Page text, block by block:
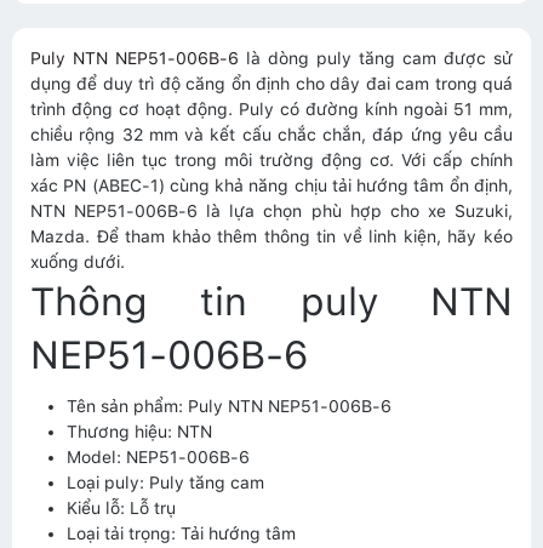
Puly NTN NEP51-006B-6 là dòng puly tăng cam được sử
dụng để duy trì độ căng ổn định cho dây đai cam trong quá
trình động cơ hoạt động. Puly có đường kính ngoài 51 mm,
chiều rộng 32 mm và kết cấu chắc chắn, đáp ứng yêu cầu
làm việc liên tục trong môi trường động cơ. Với cấp chính
xác PN (ABEC-1) cùng khả năng chịu tải hướng tâm ổn định,
NTN NEP51-006B-6 là lựa chọn phù hợp cho xe Suzuki,
Mazda. Để tham khảo thêm thông tin về linh kiện, hãy kéo
xuống dưới.
Thông tin puly NTN
NEP51-006B-6
Tên sản phẩm: Puly NTN NEP51-006B-6
Thương hiệu: NTN
Model: NEP51-006B-6
Loại puly: Puly tăng cam
Kiểu lỗ: Lỗ trụ
Loại tải trọng: Tải hướng tâm